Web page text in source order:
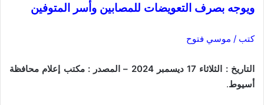
ويوجه بصرف التعويضات للمصابين وأسر المتوفين
كتب / موسي فتوح
التاريخ : الثلاثاء 17 ديسمبر 2024 – المصدر : مكتب إعلام محافظة
أسيوط.